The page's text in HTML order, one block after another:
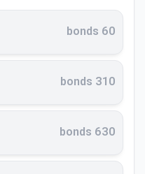
60 bonds
310 bonds
630 bonds